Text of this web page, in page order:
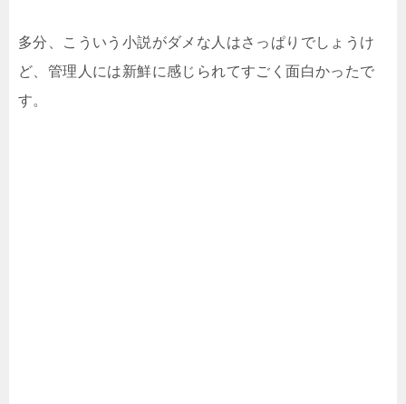
多分、こういう小説がダメな人はさっぱりでしょうけ
ど、管理人には新鮮に感じられてすごく面白かったで
す。